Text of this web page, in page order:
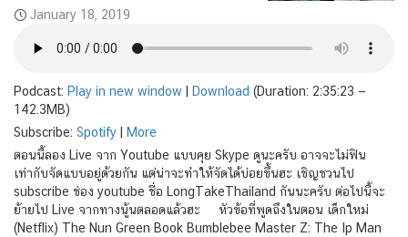
January 18, 2019
Podcast: Play in new window | Download (Duration: 2:35:23 —
142.3MB)
Subscribe: Spotify | More
ตอนนี้ลอง Live จาก Youtube แบบคุย Skype ดูนะครับ อาจจะไม่ฟิน
เท่ากับจัดแบบอยู่ด้วยกัน แต่น่าจะทำให้จัดได้บ่อยขึ้นฮะ เชิญชวนไป
subscribe ช่อง youtube ชื่อ LongTakeThailand กันนะครับ ต่อไปนี้จะ
ย้ายไป Live จากทางนู้นตลอดแล้วฮะ หัวข้อที่พูดถึงในตอน เด็กใหม่
(Netflix) The Nun Green Book Bumblebee Master Z: The Ip Man